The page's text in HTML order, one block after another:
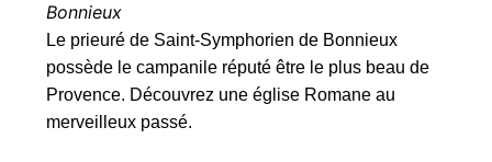
Bonnieux
Le prieuré de Saint-Symphorien de Bonnieux
possède le campanile réputé être le plus beau de
Provence. Découvrez une église Romane au
merveilleux passé.